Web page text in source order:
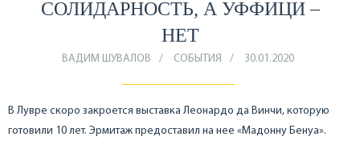
СОЛИДАРНОСТЬ, А УФФИЦИ –
НЕТ
ВАДИМ ШУВАЛОВ СОБЫТИЯ 30.01.2020
В Лувре скоро закроется выставка Леонардо да Винчи, которую
готовили 10 лет. Эрмитаж предоставил на нее «Мадонну Бенуа».